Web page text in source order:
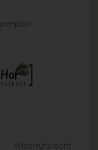
Widerrufsrecht